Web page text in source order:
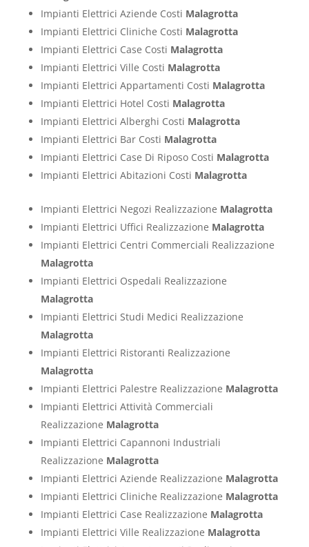
Impianti Elettrici Aziende Costi Malagrotta
Impianti Elettrici Cliniche Costi Malagrotta
Impianti Elettrici Case Costi Malagrotta
Impianti Elettrici Ville Costi Malagrotta
Impianti Elettrici Appartamenti Costi Malagrotta
Impianti Elettrici Hotel Costi Malagrotta
Impianti Elettrici Alberghi Costi Malagrotta
Impianti Elettrici Bar Costi Malagrotta
Impianti Elettrici Case Di Riposo Costi Malagrotta
Impianti Elettrici Abitazioni Costi Malagrotta
Impianti Elettrici Negozi Realizzazione Malagrotta
Impianti Elettrici Uffici Realizzazione Malagrotta
Impianti Elettrici Centri Commerciali Realizzazione
Malagrotta
Impianti Elettrici Ospedali Realizzazione
Malagrotta
Impianti Elettrici Studi Medici Realizzazione
Malagrotta
Impianti Elettrici Ristoranti Realizzazione
Malagrotta
Impianti Elettrici Palestre Realizzazione Malagrotta
Impianti Elettrici Attività Commerciali
Realizzazione Malagrotta
Impianti Elettrici Capannoni Industriali
Realizzazione Malagrotta
Impianti Elettrici Aziende Realizzazione Malagrotta
Impianti Elettrici Cliniche Realizzazione Malagrotta
Impianti Elettrici Case Realizzazione Malagrotta
Impianti Elettrici Ville Realizzazione Malagrotta